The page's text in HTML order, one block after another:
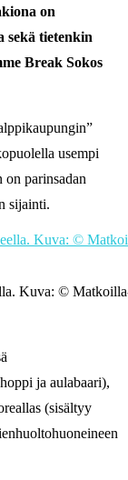
on
sekä tietenkin
Break Sokos
usempi
parinsadan
sijainti.
Kuva: ©
ja aulabaari),
(sisältyy